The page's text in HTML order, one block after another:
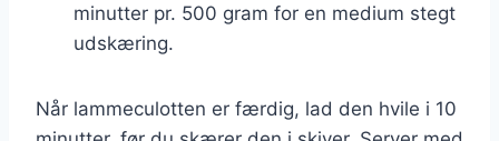
minutter pr. 500 gram for en medium stegt
udskæring.
Når lammeculotten er færdig, lad den hvile i 10